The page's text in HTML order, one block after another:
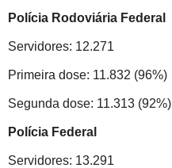
Polícia Rodoviária Federal
Servidores: 12.271
Primeira dose: 11.832 (96%)
Segunda dose: 11.313 (92%)
Polícia Federal
Servidores: 13.291